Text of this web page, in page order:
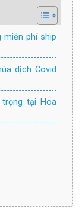
miễn phí ship
dịch Covid
tại Hoa